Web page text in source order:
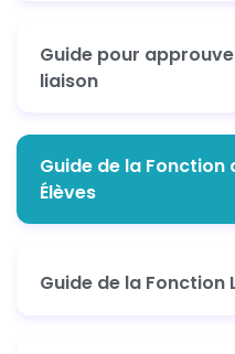
Guide pour
liaison
Guide de la Fonction
Élèves
Guide de la Fonction